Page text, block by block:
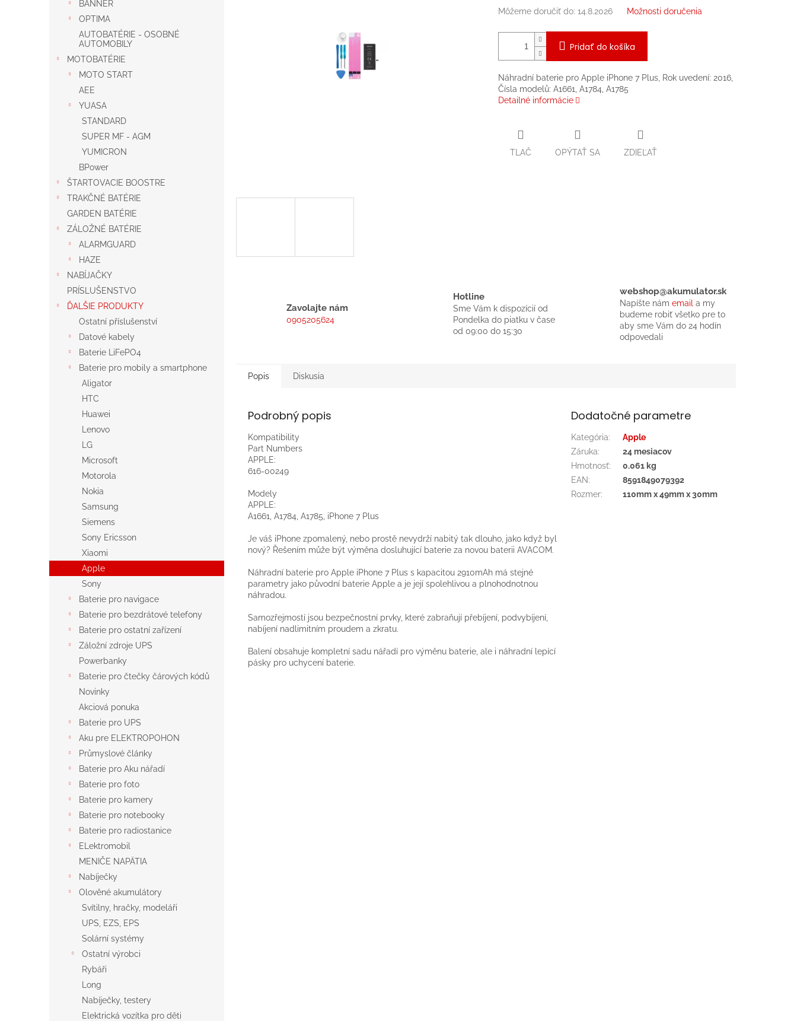
BANNER
OPTIMA
AUTOBATÉRIE - OSOBNÉ
AUTOMOBILY
MOTOBATÉRIE
MOTO START
AEE
YUASA
STANDARD
SUPER MF - AGM
YUMICRON
BPower
ŠTARTOVACIE BOOSTRE
TRAKČNÉ BATÉRIE
GARDEN BATÉRIE
ZÁLOŽNÉ BATÉRIE
ALARMGUARD
HAZE
NABÍJAČKY
PRÍSLUŠENSTVO
ĎALŠIE PRODUKTY
Ostatní příslušenství
Datové kabely
Baterie LiFePO4
Baterie pro mobily a smartphone
Aligator
HTC
Huawei
Lenovo
LG
Microsoft
Motorola
Nokia
Samsung
Siemens
Sony Ericsson
Xiaomi
Apple
Sony
Baterie pro navigace
Baterie pro bezdrátové telefony
Baterie pro ostatní zařízení
Záložní zdroje UPS
Powerbanky
Baterie pro čtečky čárových kódů
Novinky
Akciová ponuka
Baterie pro UPS
Aku pre ELEKTROPOHON
Průmyslové články
Baterie pro Aku nářadí
Baterie pro foto
Baterie pro kamery
Baterie pro notebooky
Baterie pro radiostanice
ELektromobil
MENIČE NAPÄTIA
Nabíječky
Olověné akumulátory
Svítilny, hračky, modeláři
UPS, EZS, EPS
Solární systémy
Ostatní výrobci
Rybáři
Long
Nabíječky, testery
Elektrická vozítka pro děti
Môžeme doručiť do: 14.8.2026 Možnosti doručenia
Pridať do košíka
Náhradní baterie pro Apple iPhone 7 Plus, Rok uvedení: 2016,
Čísla modelů: A1661, A1784, A1785
Detailné informácie
TLAČ OPÝTAŤ SA ZDIEĽAŤ
Zavolajte nám
0905205624
Hotline
Sme Vám k dispozícií od
Pondelka do piatku v čase
od 09:00 do 15:30
webshop@akumulator.sk
Napíšte nám email a my
budeme robiť všetko pre to
aby sme Vám do 24 hodín
odpovedali
Popis Diskusia
Podrobný popis
Kompatibility
Part Numbers
APPLE:
616-00249
Modely
APPLE:
A1661, A1784, A1785, iPhone 7 Plus
Je váš iPhone zpomalený, nebo prostě nevydrží nabitý tak dlouho, jako když byl
nový? Řešením může být výměna dosluhující baterie za novou baterii AVACOM.
Náhradní baterie pro Apple iPhone 7 Plus s kapacitou 2910mAh má stejné
parametry jako původní baterie Apple a je její spolehlivou a plnohodnotnou
náhradou.
Samozřejmostí jsou bezpečnostní prvky, které zabraňují přebíjení, podvybíjení,
nabíjení nadlimitním proudem a zkratu.
Balení obsahuje kompletní sadu nářadí pro výměnu baterie, ale i náhradní lepící
pásky pro uchycení baterie.
Dodatočné parametre
Kategória:
Apple
Záruka:
24 mesiacov
Hmotnosť:
0.061 kg
EAN:
8591849079392
Rozmer: 110mm x 49mm x 30mm